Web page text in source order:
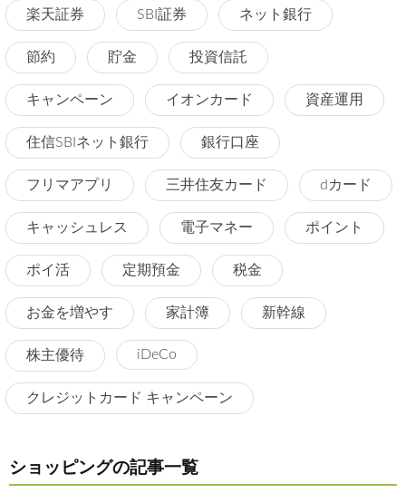
楽天証券 SBI証券 ネット銀行
節約 貯金 投資信託
キャンペーン イオンカード 資産運用
住信SBIネット銀行 銀行口座
フリマアプリ 三井住友カード dカード
キャッシュレス 電子マネー ポイント
ポイ活 定期預金 税金
お金を増やす 家計簿 新幹線
株主優待 iDeCo
クレジットカード キャンペーン
ショッピングの記事一覧